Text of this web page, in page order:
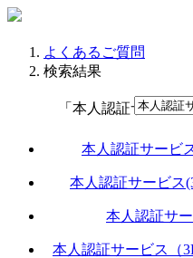
よくあるご質問
検索結果
「本人認証サービ
本人認証サービ
本人認証サービス
本人認証サ
本人認証サービス（